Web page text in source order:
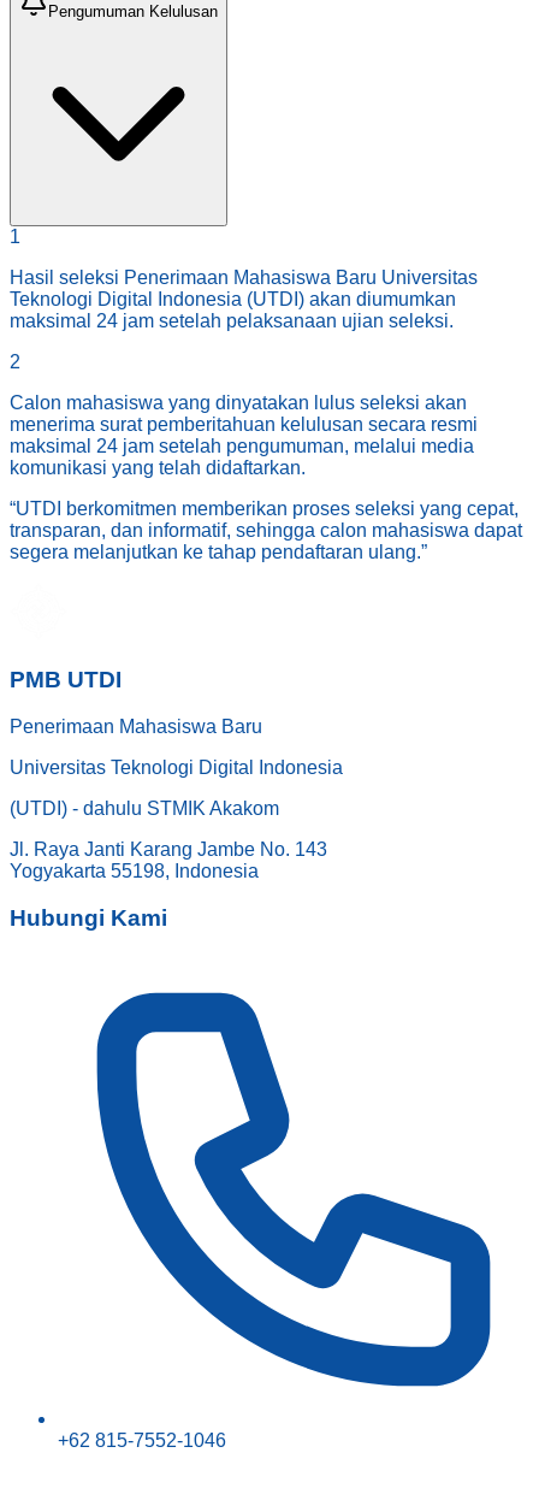
Pengumuman Kelulusan
1
Hasil seleksi Penerimaan Mahasiswa Baru Universitas
Teknologi Digital Indonesia (UTDI) akan diumumkan
maksimal 24 jam setelah pelaksanaan ujian seleksi.
2
Calon mahasiswa yang dinyatakan lulus seleksi akan
menerima surat pemberitahuan kelulusan secara resmi
maksimal 24 jam setelah pengumuman, melalui media
komunikasi yang telah didaftarkan.
“UTDI berkomitmen memberikan proses seleksi yang cepat,
transparan, dan informatif, sehingga calon mahasiswa dapat
segera melanjutkan ke tahap pendaftaran ulang.”
PMB UTDI
Penerimaan Mahasiswa Baru
Universitas Teknologi Digital Indonesia
(UTDI) - dahulu STMIK Akakom
Jl. Raya Janti Karang Jambe No. 143
Yogyakarta 55198, Indonesia
Hubungi Kami
+62 815-7552-1046